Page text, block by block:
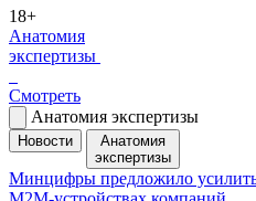
18+
Анатомия
экспертизы
Смотреть
Анатомия экспертизы
Новости
Анатомия
экспертизы
Минцифры предложило усилить